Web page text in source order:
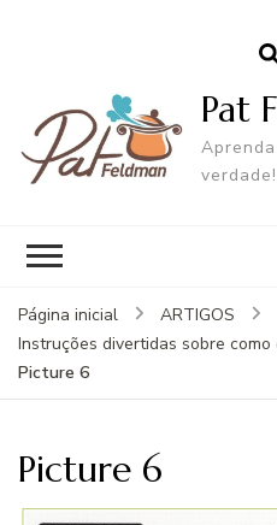
Pat
verdade!
Página inicial
ARTIGOS
Instruções divertidas sobre como
Picture 6
Picture 6